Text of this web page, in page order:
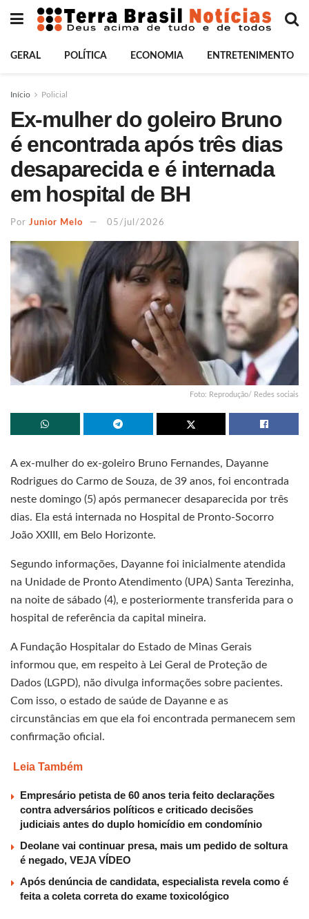
GERAL POLÍTICA ECONOMIA ENTRETENIMENTO
Início Policial
Ex-mulher do goleiro Bruno
é encontrada após três dias
desaparecida e é internada
em hospital de BH
Por Junior Melo 05/jul/2026
Foto: Reprodução/ Redes sociais
A ex-mulher do ex-goleiro Bruno Fernandes, Dayanne
Rodrigues do Carmo de Souza, de 39 anos, foi encontrada
neste domingo (5) após permanecer desaparecida por três
dias. Ela está internada no Hospital de Pronto-Socorro
João XXIII, em Belo Horizonte.
Segundo informações, Dayanne foi inicialmente atendida
na Unidade de Pronto Atendimento (UPA) Santa Terezinha,
na noite de sábado (4), e posteriormente transferida para o
hospital de referência da capital mineira.
A Fundação Hospitalar do Estado de Minas Gerais
informou que, em respeito à Lei Geral de Proteção de
Dados (LGPD), não divulga informações sobre pacientes.
Com isso, o estado de saúde de Dayanne e as
circunstâncias em que ela foi encontrada permanecem sem
confirmação oficial.
Leia Também
Empresário petista de 60 anos teria feito declarações
contra adversários políticos e criticado decisões
judiciais antes do duplo homicídio em condomínio
Deolane vai continuar presa, mais um pedido de soltura
é negado, VEJA VÍDEO
Após denúncia de candidata, especialista revela como é
feita a coleta correta do exame toxicológico